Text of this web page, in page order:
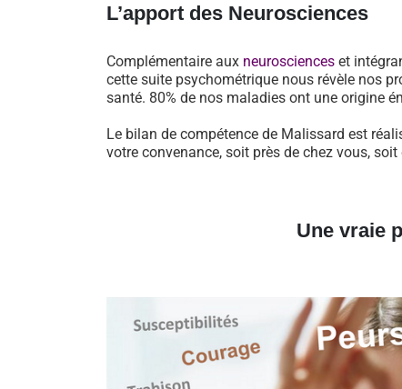
L’apport des Neurosciences
Complémentaire aux neurosciences et
cette suite psychométrique nous révèle nos
santé. 80% de nos maladies ont une origine
Le bilan de compétence de Malissard est
votre convenance, soit près de chez vous,
Une vraie